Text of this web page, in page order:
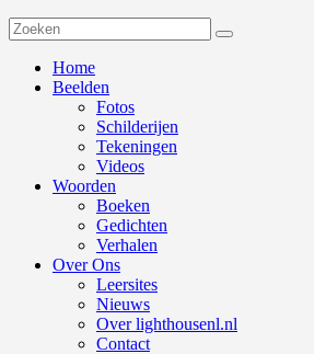
Home
Beelden
Fotos
Schilderijen
Tekeningen
Videos
Woorden
Boeken
Gedichten
Verhalen
Over Ons
Leersites
Nieuws
Over lighthousenl.nl
Contact